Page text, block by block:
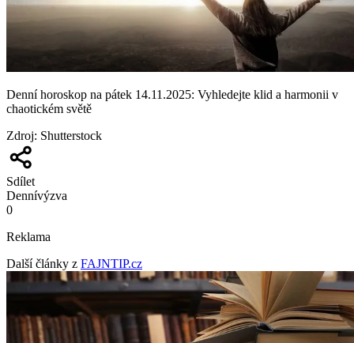
Denní horoskop na pátek 14.11.2025: Vyhledejte klid a harmonii v
chaotickém světě
Zdroj: Shutterstock
Sdílet
Dennívýzva
0
Reklama
Další články z FAJNTIP.cz